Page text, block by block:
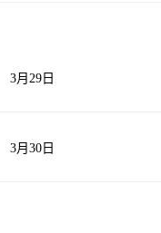
3月29日
3月30日